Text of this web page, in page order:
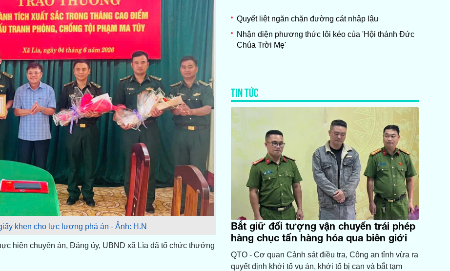
khen cho lực lượng phá án - Ảnh: H.N
hiện chuyên án, Đảng ủy, UBND xã Lìa đã tổ chức thưởng
Quyết liệt ngăn chặn đường cát nhập lậu
Nhận diện phương thức lôi kéo của 'Hội thánh Đức
Chúa Trời Mẹ'
TIN TỨC
Bắt giữ đối tượng vận chuyển trái phép
hàng chục tấn hàng hóa qua biên giới
QTO - ​Cơ quan Cảnh sát điều tra, Công an tỉnh vừa ra
quyết định khởi tố vụ án, khởi tố bị can và bắt tạm